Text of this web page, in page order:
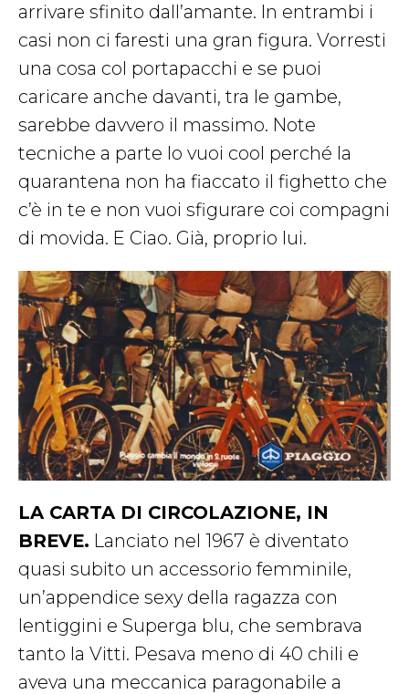
arrivare sfinito dall’amante. In entrambi i
casi non ci faresti una gran figura. Vorresti
una cosa col portapacchi e se puoi
caricare anche davanti, tra le gambe,
sarebbe davvero il massimo. Note
tecniche a parte lo vuoi cool perché la
quarantena non ha fiaccato il fighetto che
c’è in te e non vuoi sfigurare coi compagni
di movida. E Ciao. Già, proprio lui.
LA CARTA DI CIRCOLAZIONE, IN
BREVE. Lanciato nel 1967 è diventato
quasi subito un accessorio femminile,
un’appendice sexy della ragazza con
lentiggini e Superga blu, che sembrava
tanto la Vitti. Pesava meno di 40 chili e
aveva una meccanica paragonabile a